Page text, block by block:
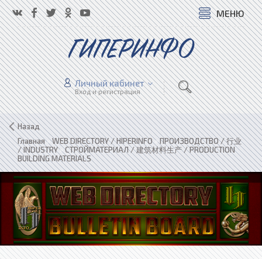
МЕНЮ
ГИПЕРИНФО
Личный кабинет
Вход и регистрация
Назад
Главная»WEB DIRECTORY / HIPERINFO»ПРОИЗВОДСТВО / 行业
/ INDUSTRY»СТРОЙМАТЕРИАЛ / 建筑材料生产 / PRODUCTION
BUILDING MATERIALS